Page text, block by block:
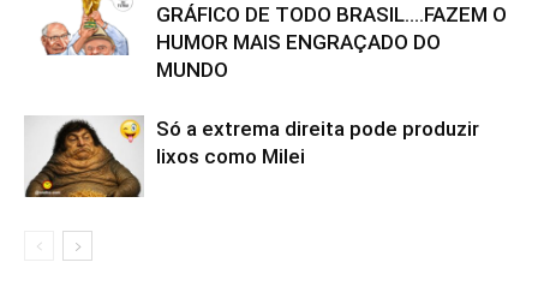
GRÁFICO DE TODO BRASIL….FAZEM O
HUMOR MAIS ENGRAÇADO DO
MUNDO
Só a extrema direita pode produzir
lixos como Milei